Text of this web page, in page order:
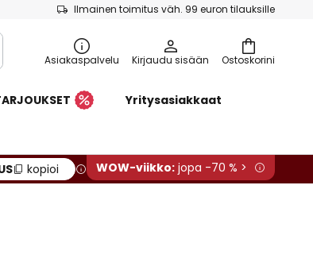
Ilmainen toimitus väh. 99 euron tilauksille
Ostoskorini
Asiakaspalvelu Kirjaudu sisään
Yritysasiakkaat
kopioi WOW-viikko: jopa -70 % >